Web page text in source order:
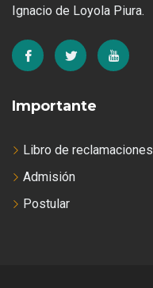
Ignacio de Loyola Piura.
Importante
Libro de reclamaciones
Admisión
Postular